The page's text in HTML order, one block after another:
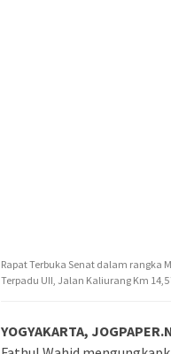
Rapat Terbuka Senat dalam rangka
Terpadu UII, Jalan Kaliurang Km
YOGYAKARTA,